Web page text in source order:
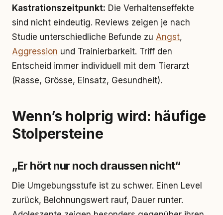
Kastrationszeitpunkt: Die Verhaltenseffekte
sind nicht eindeutig. Reviews zeigen je nach
Studie unterschiedliche Befunde zu Angst,
Aggression und Trainierbarkeit. Triff den
Entscheid immer individuell mit dem Tierarzt
(Rasse, Grösse, Einsatz, Gesundheit).
Wenn’s holprig wird: häufige
Stolpersteine
„Er hört nur noch draussen nicht“
Die Umgebungsstufe ist zu schwer. Einen Level
zurück, Belohnungswert rauf, Dauer runter.